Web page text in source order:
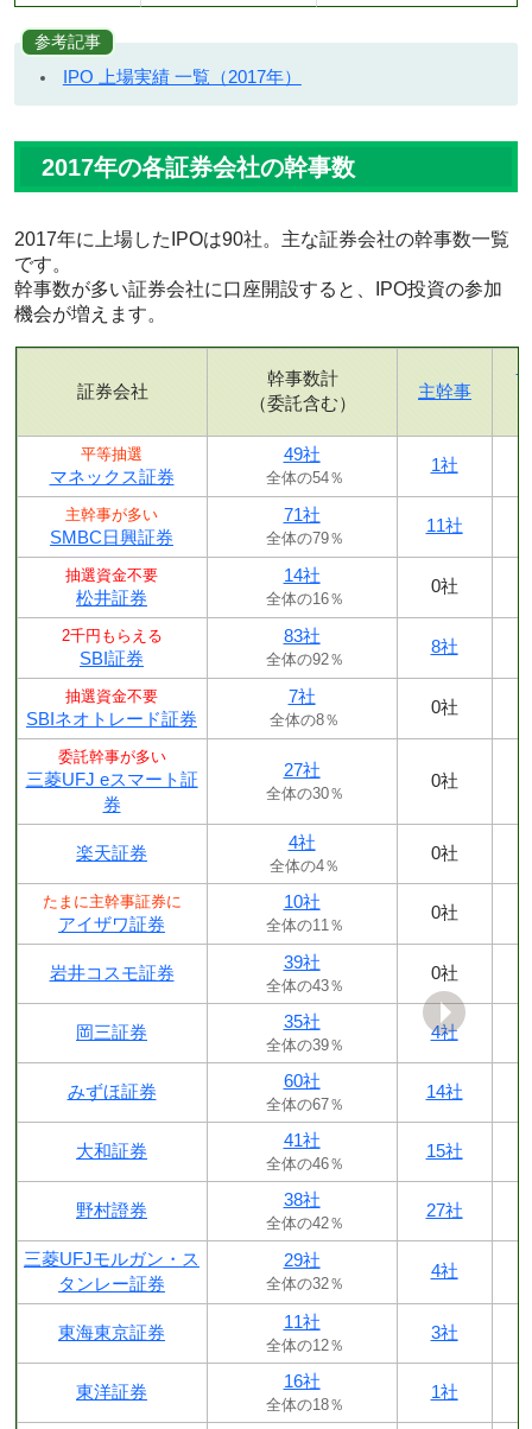
参考記事
IPO 上場実績 一覧（2017年）
2017年の各証券会社の幹事数
2017年に上場したIPOは90社。主な証券会社の幹事数一覧
です。
幹事数が多い証券会社に口座開設すると、IPO投資の参加
機会が増えます。
証券会社
幹事数計
（委託含む）
主幹事
平等抽選
マネックス証券
49社
全体の54％
1社
主幹事が多い
SMBC日興証券
71社
全体の79％
11社
抽選資金不要
松井証券
14社
全体の16％
0社
2千円もらえる
SBI証券
83社
全体の92％
8社
抽選資金不要
SBIネオトレード証券
7社
全体の8％
0社
委託幹事が多い
三菱UFJ eスマート証
券
27社
全体の30％
0社
楽天証券
4社
全体の4％
0社
たまに主幹事証券に
アイザワ証券
10社
全体の11％
0社
岩井コスモ証券
39社
全体の43％
0社
岡三証券
35社
全体の39％
4社
みずほ証券
60社
全体の67％
14社
大和証券
41社
全体の46％
15社
野村證券
38社
全体の42％
27社
三菱UFJモルガン・ス
タンレー証券
29社
全体の32％
4社
東海東京証券
11社
全体の12％
3社
東洋証券
16社
全体の18％
1社